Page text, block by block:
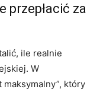
przepłacić za
ile realnie
W
maksymalny”, który